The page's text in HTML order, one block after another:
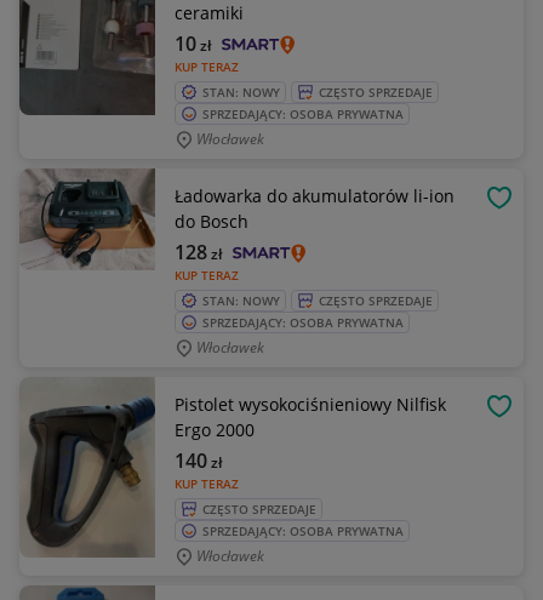
ceramiki
KUP TERAZ
10zł
STAN: NOWY
CZĘSTO SPRZEDAJE
SPRZEDAJĄCY: OSOBA PRYWATNA
Włocławek
Ładowarka do akumulatorów li-ion
do Bosch
KUP TERAZ
128zł
STAN: NOWY
CZĘSTO SPRZEDAJE
SPRZEDAJĄCY: OSOBA PRYWATNA
Włocławek
Pistolet wysokociśnieniowy Nilfisk
Ergo 2000
KUP TERAZ
140zł
CZĘSTO SPRZEDAJE
SPRZEDAJĄCY: OSOBA PRYWATNA
Włocławek